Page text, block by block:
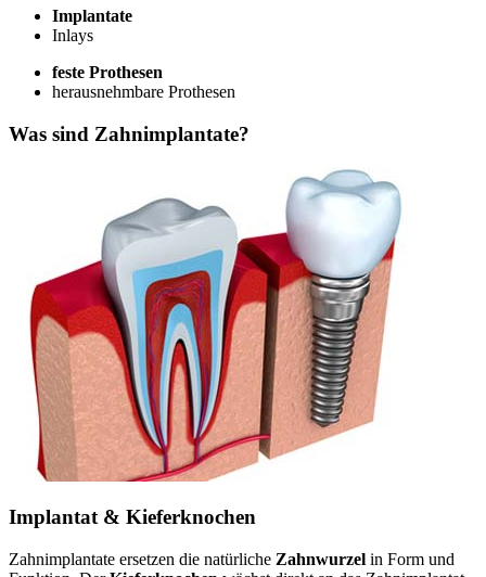
Implantate
Inlays
feste Prothesen
herausnehmbare Prothesen
Was sind Zahnimplantate?
Implantat & Kieferknochen
Zahnimplantate ersetzen die natürliche Zahnwurzel in Form und